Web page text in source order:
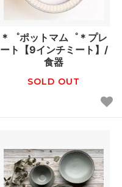
＊゜ポットマム゜＊プレ
ート【9インチミート】/
食器
SOLD OUT